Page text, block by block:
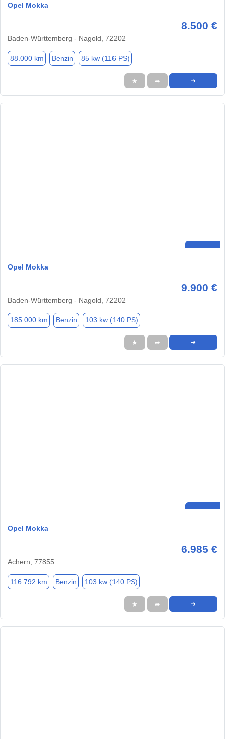
Opel Mokka
8.500 €
Baden-Württemberg - Nagold, 72202
88.000 km Benzin 85 kw (116 PS)
★ ➦ ➜
Opel Mokka
9.900 €
Baden-Württemberg - Nagold, 72202
185.000 km Benzin 103 kw (140 PS)
★ ➦ ➜
Opel Mokka
6.985 €
Achern, 77855
116.792 km Benzin 103 kw (140 PS)
★ ➦ ➜